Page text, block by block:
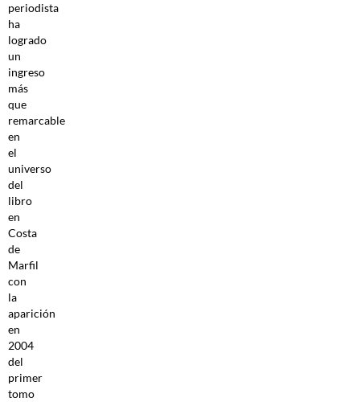
periodista
ha
logrado
un
ingreso
más
que
remarcable
en
el
universo
del
libro
en
Costa
de
Marfil
con
la
aparición
en
2004
del
primer
tomo